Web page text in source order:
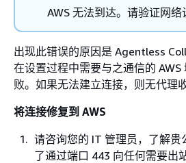
AWS 无法到达。请验证网络
出现此错误的原因是 Agentless
在设置过程中需要与之通信的 AWS
败。如果无法建立连接，则无代理
将连接修复到 AWS
请咨询您的 IT 管理员，了解贵
了通过端口 443 向任何需要出